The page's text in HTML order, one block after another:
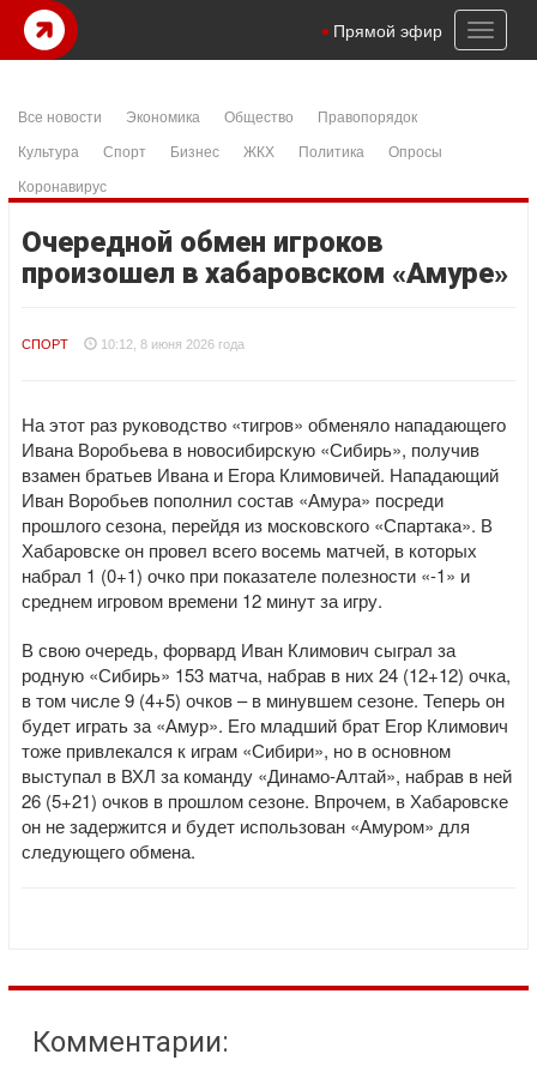
Toggle
Прямой эфир
Все новости Экономика Общество
Правопорядок
Культура
Спорт Бизнес ЖКХ Политика
Опросы
Коронавирус
Очередной обмен игроков
произошел в хабаровском «Амуре»
СПОРТ 10:12, 8 июня 2026 года
На этот раз руководство «тигров» обменяло нападающего
Ивана Воробьева в новосибирскую «Сибирь», получив
взамен братьев Ивана и Егора Климовичей. Нападающий
Иван Воробьев пополнил состав «Амура» посреди
прошлого сезона, перейдя из московского «Спартака». В
Хабаровске он провел всего восемь матчей, в которых
набрал 1 (0+1) очко при показателе полезности «-1» и
среднем игровом времени 12 минут за игру.
В свою очередь, форвард Иван Климович сыграл за
родную «Сибирь» 153 матча, набрав в них 24 (12+12) очка,
в том числе 9 (4+5) очков – в минувшем сезоне. Теперь он
будет играть за «Амур». Его младший брат Егор Климович
тоже привлекался к играм «Сибири», но в основном
выступал в ВХЛ за команду «Динамо-Алтай», набрав в ней
26 (5+21) очков в прошлом сезоне. Впрочем, в Хабаровске
он не задержится и будет использован «Амуром» для
следующего обмена.
Комментарии: